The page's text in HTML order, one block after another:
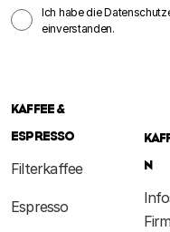
Ich habe die
einverstanden.
KAFFEE &
ESPRESSO
Filterkaffee
Espresso
N